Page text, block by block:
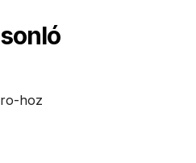
hoz